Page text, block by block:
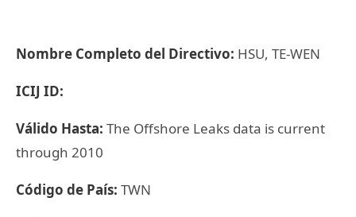
Nombre Completo del Directivo: HSU, TE-WEN
ICIJ ID:
Válido Hasta: The Offshore Leaks data is current
through 2010
Código de País: TWN